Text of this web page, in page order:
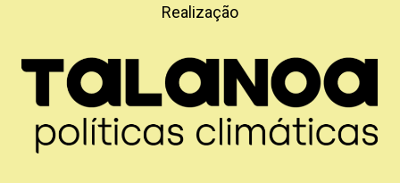
Realização